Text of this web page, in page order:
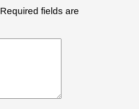
Required fields are